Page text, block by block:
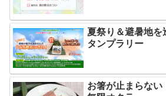
夏祭り＆避暑地を
タンプラリー
お箸が止まらな